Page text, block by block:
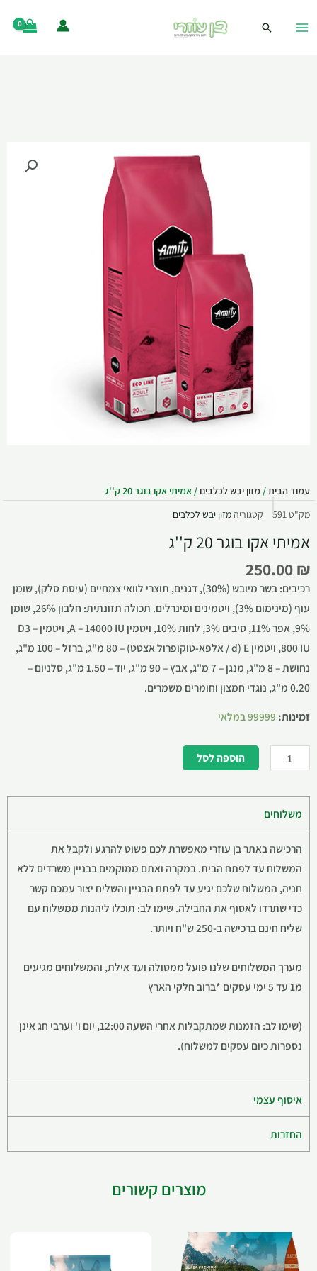
עמוד הבית/ מזון יבש לכלבים / אמיתי אקו בוגר 20 ק''ג
מק"ט591 קטגוריהמזון יבש לכלבים
אמיתי אקו בוגר 20 ק''ג
250.00₪
רכיבים: בשר מיובש (30%), דגנים, תוצרי לוואי צמחיים (עיסת סלק), שומן
עוף (מינימום 3%), ויטמינים ומינרלים. תכולה תזונתית: חלבון 26%, שומן
9%, אפר 11%, סיבים 3%, לחות 10%, ויטמין A – 14000 IU, ויטמין D3 –
800 IU, ויטמין E (d / אלפא-טוקופרול אצטט) – 80 מ"ג, ברזל – 100 מ"ג,
נחושת – 8 מ"ג, מנגן – 7 מ"ג, אבץ – 90 מ"ג, יוד – 1.50 מ"ג, סלניום –
0.20 מ"ג, נוגדי חמצון וחומרים משמרים.
זמינות: 99999 במלאי
הוספה לסל
משלוחים
הרכישה באתר בן עוזרי מאפשרת לכם פשוט להרגע ולקבל את
המשלוח עד לפתח הבית. במקרה ואתם ממוקמים בבניין משרדים ללא
חניה, המשלוח שלכם יגיע עד לפתח הבניין והשליח יצור עמכם קשר
כדי שתרדו לאסוף את החבילה. שימו לב: תוכלו ליהנות ממשלוח עם
שליח חינם ברכישה ב-250 ש"ח ויותר.
מערך המשלוחים שלנו פועל ממטולה ועד אילת, והמשלוחים מגיעים
מ1 עד 5 ימי עסקים *ברוב חלקי הארץ
(שימו לב: הזמנות שמתקבלות אחרי השעה 12:00, יום ו' וערבי חג אינן
נספרות כיום עסקים למשלוח).
איסוף עצמי
החזרות
מוצרים קשורים